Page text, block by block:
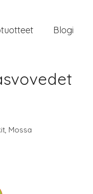
Blogi
, Mossa